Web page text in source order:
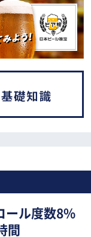
ール度数8%
間